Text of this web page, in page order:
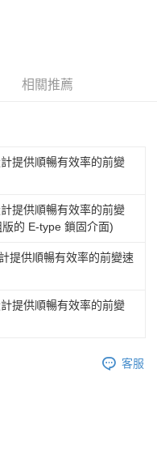
費
相關推薦
提供順暢有效率的前變
提供順暢有效率的前變
的 E-type 鎖固介面)
提供順暢有效率的前變速
提供順暢有效率的前變
客服